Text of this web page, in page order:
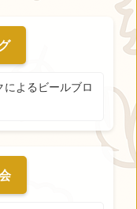
よるビールブロ